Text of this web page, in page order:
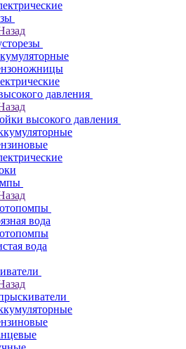
давления
высокого давления
вода
вода